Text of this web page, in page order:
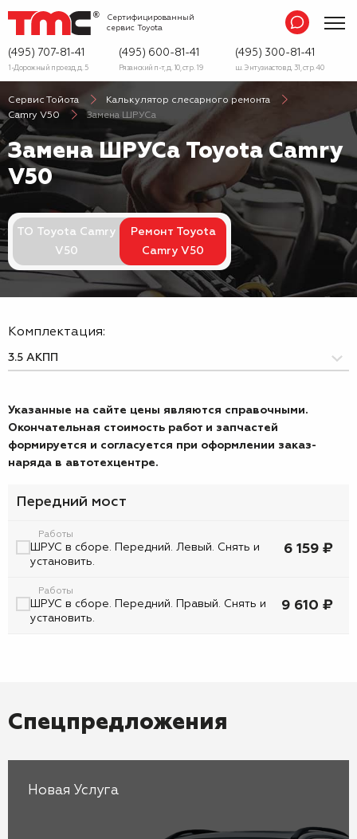
Сертифицированный
сервис Toyota
(495) 707-81-41
1-Дорожный проезд, д. 5
(495) 600-81-41
Рязанский п-т, д. 10, стр. 19
(495) 300-81-41
ш. Энтузиастов д. 31, стр. 40
Сервис Тойота
Калькулятор слесарного ремонта
Camry V50
Замена ШРУСа
Замена ШРУСа Toyota Camry
V50
ТО Toyota Camry
V50
Ремонт Toyota
Camry V50
Комплектация:
Указанные на сайте цены являются справочными.
Окончательная стоимость работ и запчастей
формируется и согласуется при оформлении заказ-
наряда в автотехцентре.
Передний мост
Работы
ШРУС в сборе. Передний. Левый. Снять и
установить.
6 159 ₽
Работы
ШРУС в сборе. Передний. Правый. Снять и
установить.
9 610 ₽
Спецпредложения
Новая Услуга